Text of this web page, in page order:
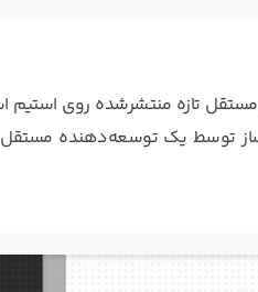
تازه منتشرشده روی استیم
توسط یک توسعه‌دهنده مستقل